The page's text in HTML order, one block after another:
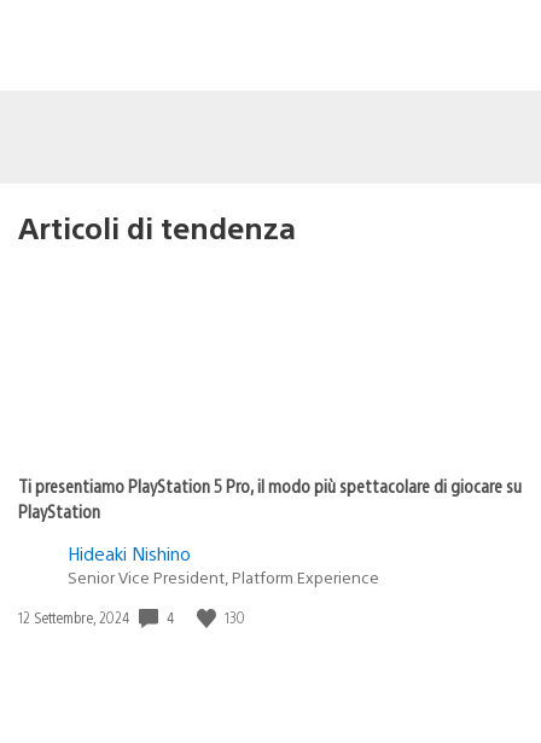
Articoli di tendenza
Ti presentiamo PlayStation 5 Pro, il modo più spettacolare di giocare su
PlayStation
Hideaki Nishino
Senior Vice President, Platform Experience
Data
12 Settembre, 2024 4 130